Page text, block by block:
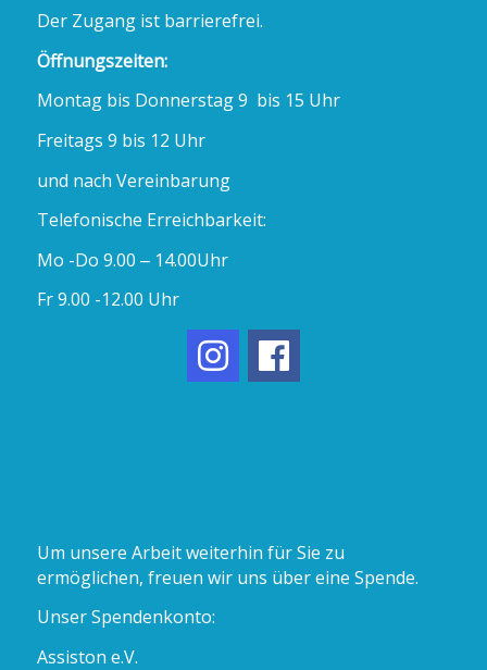
Der Zugang ist barrierefrei.
Öffnungszeiten:
Montag bis Donnerstag 9 bis 15 Uhr
Freitags 9 bis 12 Uhr
und nach Vereinbarung
Telefonische Erreichbarkeit:
Mo -Do 9.00 – 14.00Uhr
Fr 9.00 -12.00 Uhr
Um unsere Arbeit weiterhin für Sie zu
ermöglichen, freuen wir uns über eine Spende.
Unser Spendenkonto:
Assiston e.V.